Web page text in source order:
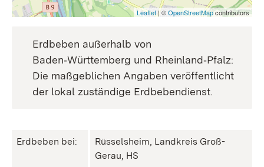
Leaflet| ©OpenStreetMapcontributors
Erdbeben außerhalb von
Baden‑Württemberg und Rheinland‑Pfalz:
Die maßgeblichen Angaben veröffentlicht
der lokal zuständige Erdbebendienst.
Erdbeben bei:
Rüsselsheim, Landkreis Groß-
Gerau, HS